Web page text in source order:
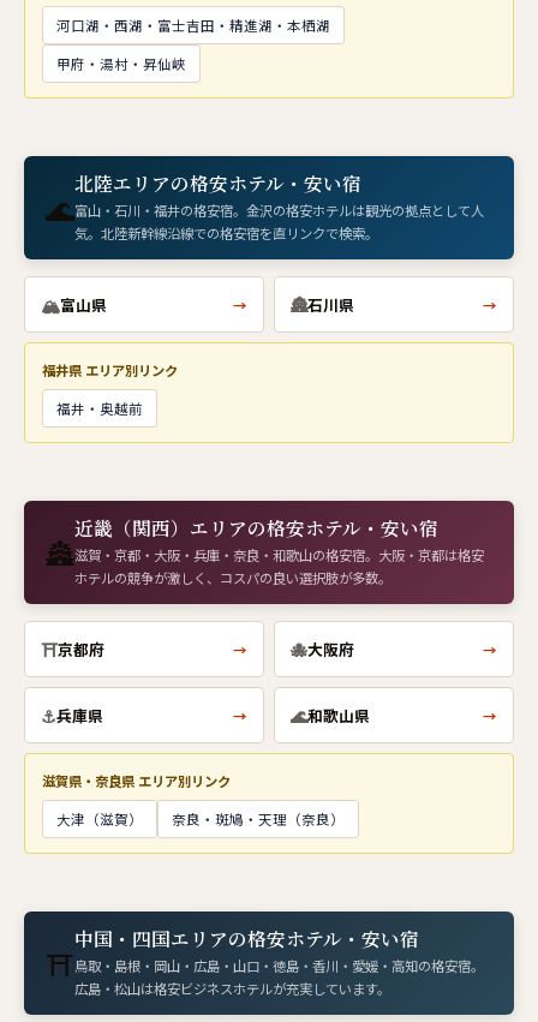
河口湖・西湖・富士吉田・精進湖・本栖湖
甲府・湯村・昇仙峡
🌊
北陸エリアの格安ホテル・安い宿
富山・石川・福井の格安宿。金沢の格安ホテルは観光の拠点として人
気。北陸新幹線沿線での格安宿を直リンクで検索。
🏔富山県 → 🏯石川県 →
福井県 エリア別リンク
福井・奥越前
🏯
近畿（関西）エリアの格安ホテル・安い宿
滋賀・京都・大阪・兵庫・奈良・和歌山の格安宿。大阪・京都は格安
ホテルの競争が激しく、コスパの良い選択肢が多数。
⛩京都府 → 🐙大阪府 →
⚓兵庫県 → 🌊和歌山県 →
滋賀県・奈良県 エリア別リンク
大津（滋賀）
奈良・斑鳩・天理（奈良）
⛩
中国・四国エリアの格安ホテル・安い宿
鳥取・島根・岡山・広島・山口・徳島・香川・愛媛・高知の格安宿。
広島・松山は格安ビジネスホテルが充実しています。